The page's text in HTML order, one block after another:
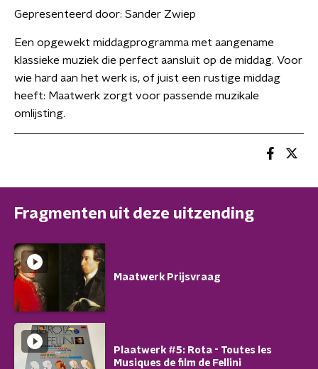
Gepresenteerd door: Sander Zwiep
Een opgewekt middagprogramma met aangename
klassieke muziek die perfect aansluit op de middag. Voor
wie hard aan het werk is, of juist een rustige middag
heeft: Maatwerk zorgt voor passende muzikale
omlijsting.
Fragmenten uit deze uitzending
Maatwerk Prijsvraag
Plaatwerk #5: Rota - Toutes les
Musiques de film de Fellini